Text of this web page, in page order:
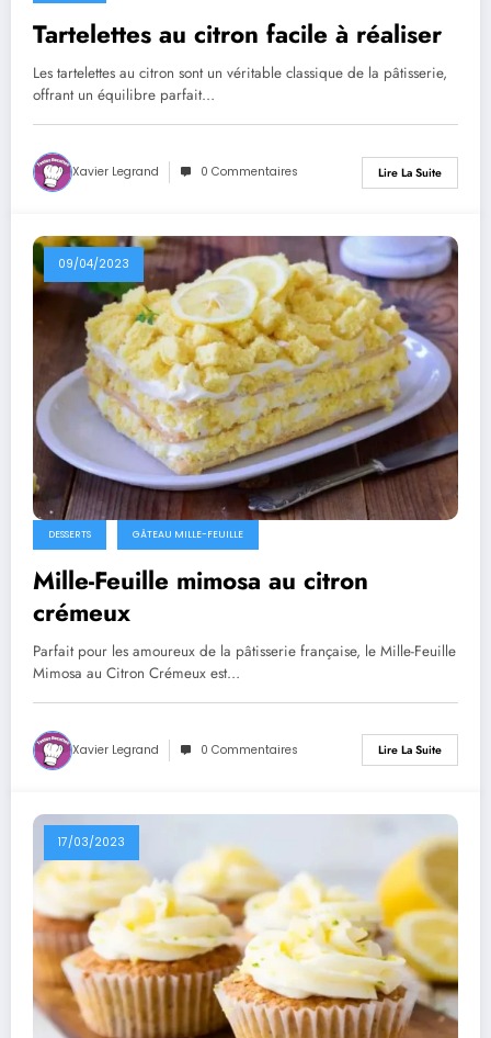
Tartelettes au citron facile à réaliser
Les tartelettes au citron sont un véritable classique de la pâtisserie,
offrant un équilibre parfait…
Xavier Legrand 0 Commentaires Lire La Suite
09/04/2023
DESSERTS GÂTEAU MILLE-FEUILLE
Mille-Feuille mimosa au citron
crémeux
Parfait pour les amoureux de la pâtisserie française, le Mille-Feuille
Mimosa au Citron Crémeux est…
Xavier Legrand 0 Commentaires Lire La Suite
17/03/2023